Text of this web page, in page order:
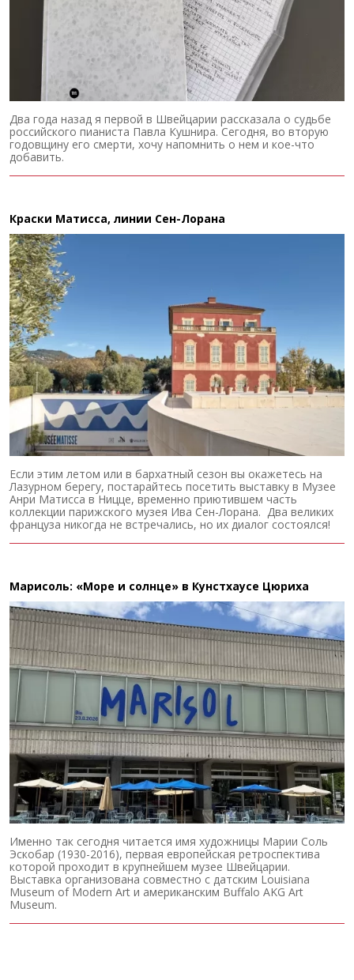
Два года назад я первой в Швейцарии рассказала о судьбе
российского пианиста Павла Кушнира. Сегодня, во вторую
годовщину его смерти, хочу напомнить о нем и кое-что
добавить.
Краски Матисса, линии Сен-Лорана
Если этим летом или в бархатный сезон вы окажетесь на
Лазурном берегу, постарайтесь посетить выставку в Музее
Анри Матисса в Ницце, временно приютившем часть
коллекции парижского музея Ива Сен-Лорана. Два великих
француза никогда не встречались, но их диалог состоялся!
Марисоль: «Море и солнце» в Кунстхаусе Цюриха
Именно так сегодня читается имя художницы Марии Соль
Эскобар (1930-2016), первая европейская ретроспектива
которой проходит в крупнейшем музее Швейцарии.
Выставка организована совместно с датским Louisiana
Museum of Modern Art и американским Buffalo AKG Art
Museum.